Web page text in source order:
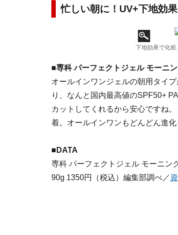
忙しい朝に！UV+下地効
下地効果で化粧
■専科 パーフェクトジェル モーニ
オールインワンジェルの朝用タイ
り、なんと国内最高値のSPF50+
カットしてくれるから安心ですね
着。オールインワンもどんどん進
■DATA
専科 パーフェクトジェル モーニン
90g 1350円（税込）編集部調べ／